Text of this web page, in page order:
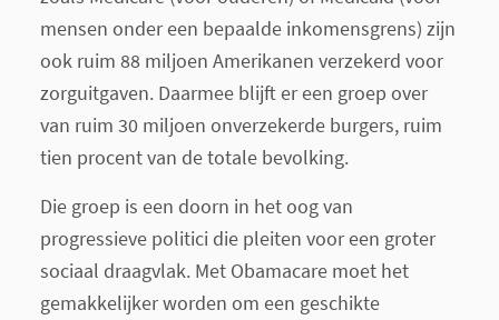
mensen onder een bepaalde inkomensgrens) zijn
ook ruim 88 miljoen Amerikanen verzekerd voor
zorguitgaven. Daarmee blijft er een groep over
van ruim 30 miljoen onverzekerde burgers, ruim
tien procent van de totale bevolking.
Die groep is een doorn in het oog van
progressieve politici die pleiten voor een groter
sociaal draagvlak. Met Obamacare moet het
gemakkelijker worden om een geschikte